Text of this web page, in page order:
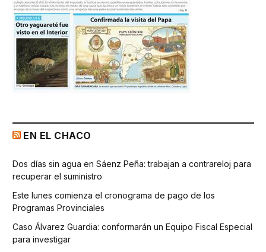
EN EL CHACO
Dos días sin agua en Sáenz Peña: trabajan a contrareloj para
recuperar el suministro
Este lunes comienza el cronograma de pago de los
Programas Provinciales
Caso Álvarez Guardia: conformarán un Equipo Fiscal Especial
para investigar